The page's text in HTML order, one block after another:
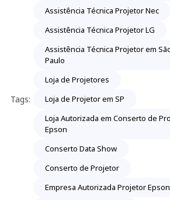
Tags:
Assistência Técnica Projetor Nec
Assistência Técnica Projetor LG
Assistência Técnica Projetor em
Paulo
Loja de Projetores
Loja de Projetor em SP
Loja Autorizada em Conserto de
Epson
Conserto Data Show
Conserto de Projetor
Empresa Autorizada Projetor Epson